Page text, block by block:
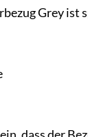
Grey